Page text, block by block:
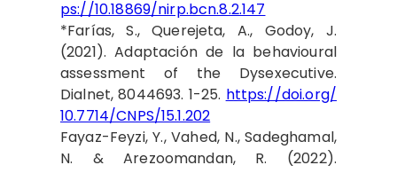
ps://10.18869/nirp.bcn.8.2.147
*Farías, S., Querejeta, A., Godoy, J.
(2021). Adaptación de la behavioural
assessment of the Dysexecutive.
Dialnet, 8044693. 1-25. https://doi.org/
10.7714/CNPS/15.1.202
Fayaz-Feyzi, Y., Vahed, N., Sadeghamal,
N. & Arezoomandan, R. (2022).